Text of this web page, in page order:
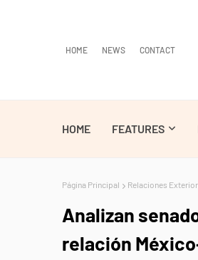
HOME NEWS CONTACT
HOME FEATURES
Página Principal Relaciones
Analizan
relación